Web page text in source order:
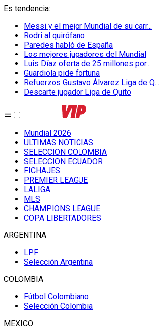
Es tendencia:
Messi y el mejor Mundial de su carr...
Rodri al quirófano
Paredes habló de España
Los mejores jugadores del Mundial
Luis Díaz oferta de 25 millones por...
Guardiola pide fortuna
Refuerzos Gustavo Álvarez Liga de Q...
Descarte jugador Liga de Quito
Mundial 2026
ULTIMAS NOTICIAS
SELECCION COLOMBIA
SELECCION ECUADOR
FICHAJES
PREMIER LEAGUE
LALIGA
MLS
CHAMPIONS LEAGUE
COPA LIBERTADORES
ARGENTINA
LPF
Selección Argentina
COLOMBIA
Fútbol Colombiano
Selección Colombia
MEXICO